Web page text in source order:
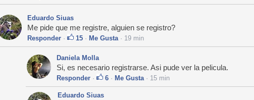
Eduardo Siuas
Me pide que me registre, alguien se registro?
Responder· 15· Me Gusta· 19 min
Daniela Molla
Si, es necesario registrarse. Asi pude ver la pelicula.
Responder· 6· Me Gusta· 15 min
Eduardo Siuas